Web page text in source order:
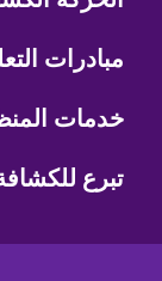
مبادرات
خدمات
تبرع